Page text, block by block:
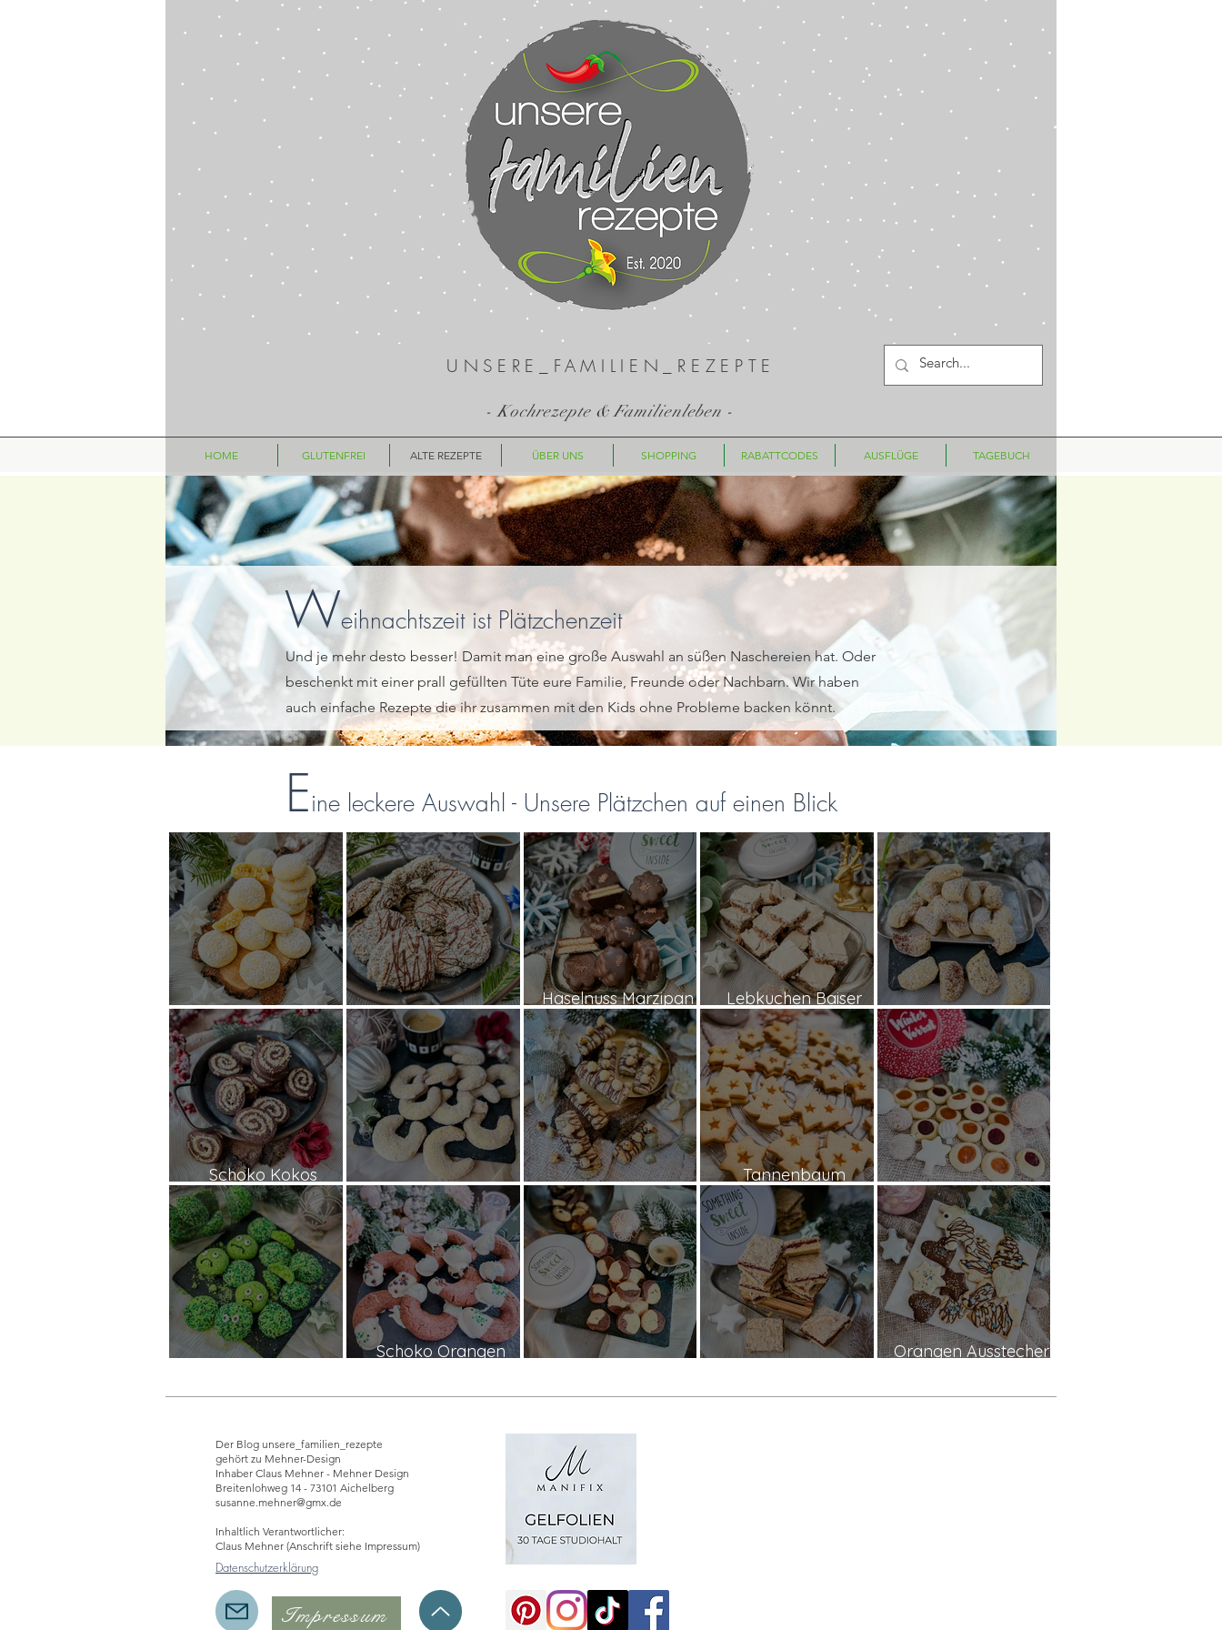
UNSERE_FAMILIEN_REZEPTE
- Kochrezepte & Familienleben -
HOME GLUTENFREI ALTE REZEPTE ÜBER UNS SHOPPING RABATTCODES AUSFLÜGE TAGEBUCH
Weihnachtszeit ist Plätzchenzeit
Und je mehr desto besser! Damit man eine große Auswahl an süßen Naschereien hat. Oder
beschenkt mit einer prall gefüllten Tüte eure Familie, Freunde oder Nachbarn. Wir haben
auch einfache Rezepte die ihr zusammen mit den Kids ohne Probleme backen könnt.
Eine leckere Auswahl - Unsere Plätzchen auf einen Blick
Vanille Wölkchen Mandel Mohn Kringel
Haselnuss Marzipan
Plätzchen
Lebkuchen Baiser
Schnitten
Winterkissen
Schoko Kokos
Spiralen
Vanillekipferl Haselnuss-Stangen
Tannenbaum
Plätzchen
Engelsaugen
Schoko Orangen
Orangen Ausstecher
Der Blog unsere_familien_rezepte
gehört zu Mehner-Design
Inhaber Claus Mehner - Mehner Design
Breitenlohweg 14 - 73101 Aichelberg
susanne.mehner@gmx.de
Inhaltlich Verantwortlicher:
Claus Mehner (Anschrift siehe Impressum)
Datenschutzerklärung
Impressum